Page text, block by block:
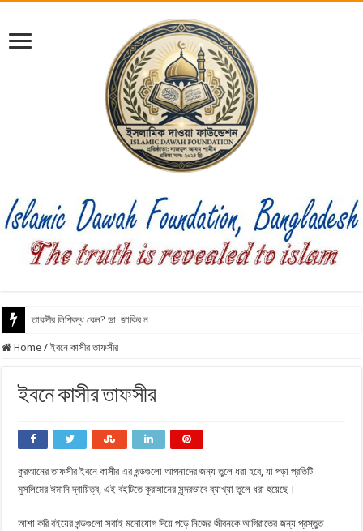
তাকদীর লিপিবদ্ধ কেন? ডা. জাকির নায়েক।।
Home / ইবনে কাসীর তাফসীর
ইবনে কাসীর তাফসীর
কুরআনের তাফসীর ইবনে কাসীর এর খন্ডগুলো আপনাদের জন্য তুলে ধরা হবে, যা পড়া প্রতিটি
মুসলিমের ঈমানি দ্বায়িত্ব, এই বইটিতে কুরআনের সুন্দরভাবে ব্যাখ্যা তুলে ধরা হয়েছে।
আশা করি বইয়ের খন্ডগুলো সবাই মনোযোগ দিয়ে পড়ে নিজের জীবনকে আগিরাতের জন্য প্রস্তুত